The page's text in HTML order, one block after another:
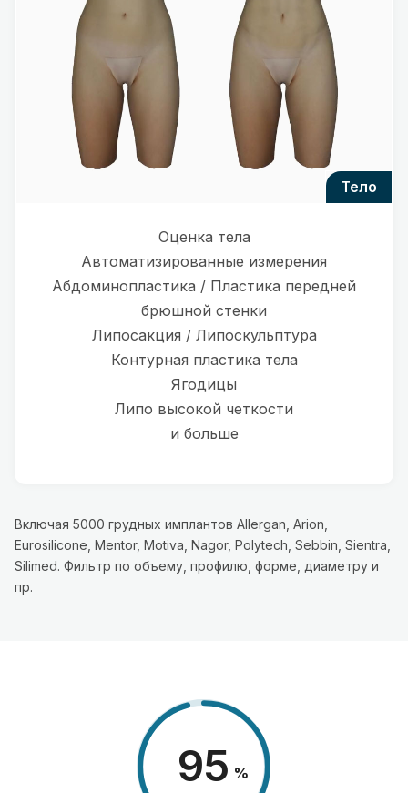
тело
Оценка тела
Автоматизированные измерения
Абдоминопластика / Пластика передней
брюшной стенки
Липосакция / Липоскульптура
Контурная пластика тела
Ягодицы
Липо высокой четкости
и больше
Включая 5000 грудных имплантов Allergan, Arion,
Eurosilicone, Mentor, Motiva, Nagor, Polytech, Sebbin, Sientra,
Silimed. Фильтр по объему, профилю, форме, диаметру и
пр.
98 %